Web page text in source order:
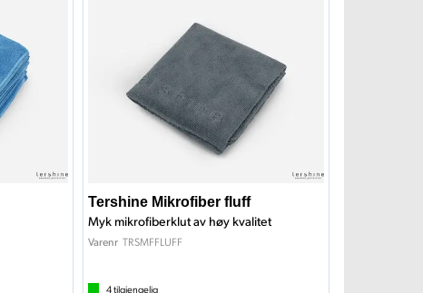
Tershine Mikrofiber fluff
Myk mikrofiberklut av høy kvalitet
Varenr TRSMFFLUFF
4tilgjengelig